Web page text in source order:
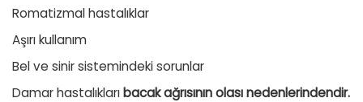
Romatizmal hastalıklar
Aşırı kullanım
Bel ve sinir sistemindeki sorunlar
Damar hastalıklarıbacak ağrısının olası nedenlerindendir.